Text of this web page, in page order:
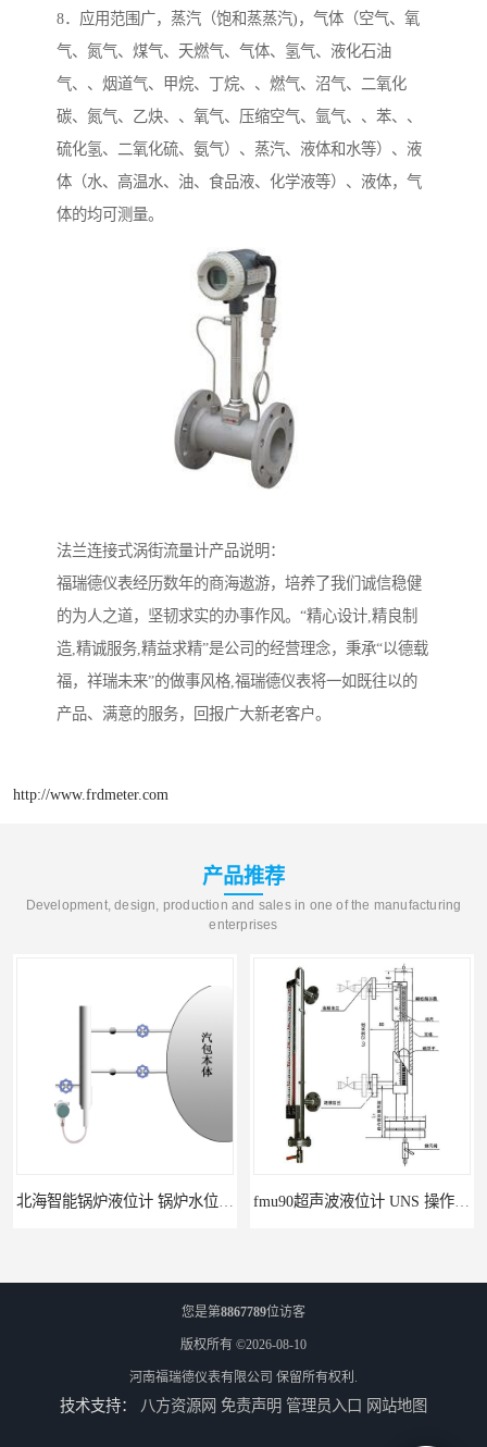
8．应用范围广，蒸汽（饱和蒸蒸汽)，气体（空气、氧
气、氮气、煤气、天燃气、气体、氢气、液化石油
气、、烟道气、甲烷、丁烷、、燃气、沼气、二氧化
碳、氮气、乙炔、、氧气、压缩空气、氩气、、苯、、
硫化氢、二氧化硫、氨气）、蒸汽、液体和水等）、液
体（水、高温水、油、食品液、化学液等）、液体，气
体的均可测量。
法兰连接式涡街流量计产品说明：
福瑞德仪表经历数年的商海遨游，培养了我们诚信稳健
的为人之道，坚韧求实的办事作风。“精心设计,精良制
造,精诚服务,精益求精”是公司的经营理念，秉承“以德载
福，祥瑞未来”的做事风格,福瑞德仪表将一如既往以的
产品、满意的服务，回报广大新老客户。
http://www.frdmeter.com
产品推荐
Development, design, production and sales in one of the manufacturing
enterprises
北海智能锅炉液位计 锅炉水位计厂商 自动适应自动校准 fmu90超声波液位计 UNS 操作简单
您是第8867789位访客
版权所有 ©2026-08-10
河南福瑞德仪表有限公司 保留所有权利.
技术支持： 八方资源网 免责声明 管理员入口 网站地图